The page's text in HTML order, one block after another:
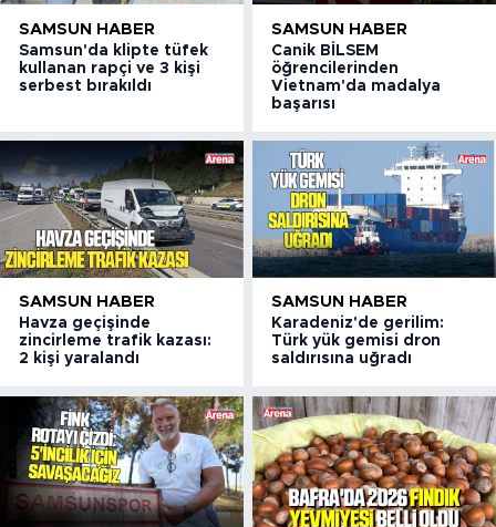
SAMSUN HABER
Samsun'da klipte tüfek
kullanan rapçi ve 3 kişi
serbest bırakıldı
SAMSUN HABER
Canik BİLSEM
öğrencilerinden
Vietnam'da madalya
başarısı
SAMSUN HABER
Havza geçişinde
zincirleme trafik kazası:
2 kişi yaralandı
SAMSUN HABER
Karadeniz'de gerilim:
Türk yük gemisi dron
saldırısına uğradı